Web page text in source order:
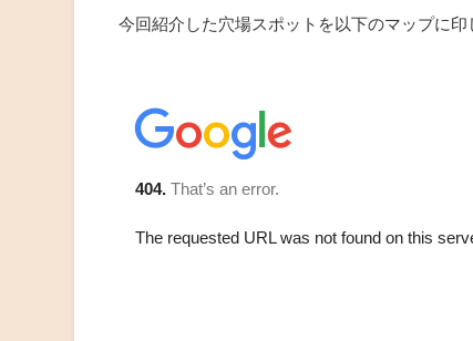
今回紹介した穴場スポットを以下のマップに印